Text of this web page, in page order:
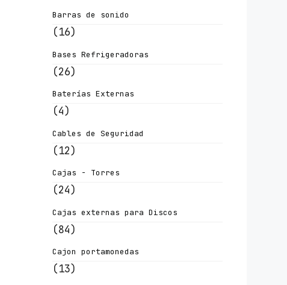
Barras de sonido
(16)
Bases Refrigeradoras
(26)
Baterías Externas
(4)
Cables de Seguridad
(12)
Cajas - Torres
(24)
Cajas externas para Discos
(84)
Cajon portamonedas
(13)